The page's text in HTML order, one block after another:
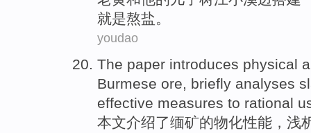
就是熬盐。
youdao
The paper introduces physical
Burmese ore, briefly analyses
effective measures to rational
本文介绍了缅矿的物化性能 ， 浅